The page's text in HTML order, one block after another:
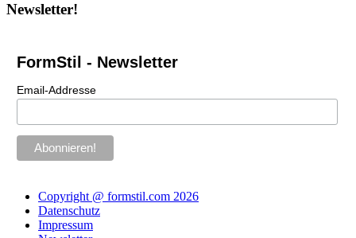
Newsletter!
FormStil - Newsletter
Email-Addresse
Copyright @ formstil.com 2026
Datenschutz
Impressum